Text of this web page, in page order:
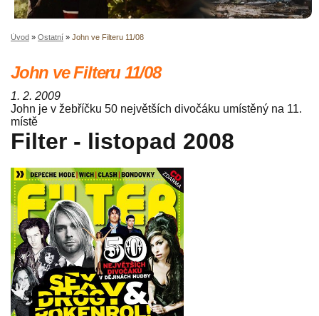
Úvod » Ostatní » John ve Filteru 11/08
John ve Filteru 11/08
1. 2. 2009
John je v žebříčku 50 největších divočáku umístěný na 11.
místě
Filter - listopad 2008